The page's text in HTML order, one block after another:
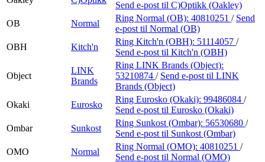
Send e-post til C)Optikk (Oakley)
OB
Normal
Ring Normal (OB): 40810251 / Send
e-post til Normal (OB)
OBH
Kitch'n
Ring Kitch'n (OBH): 51114057 /
Send e-post til Kitch'n (OBH)
Object
LINK
Brands
Ring LINK Brands (Object):
53210874 / Send e-post til LINK
Brands (Object)
Okaki
Eurosko
Ring Eurosko (Okaki): 99486084 /
Send e-post til Eurosko (Okaki)
Ombar
Sunkost
Ring Sunkost (Ombar): 56530680 /
Send e-post til Sunkost (Ombar)
OMO
Normal
Ring Normal (OMO): 40810251 /
Send e-post til Normal (OMO)